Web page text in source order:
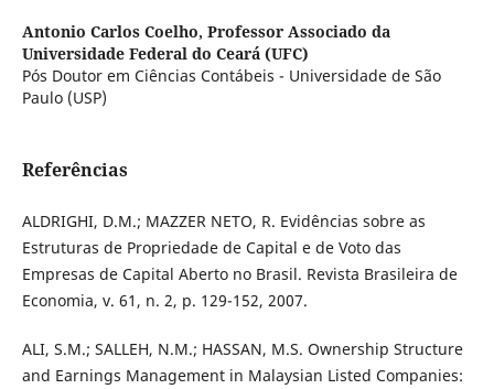
Antonio Carlos Coelho, Professor Associado da
Universidade Federal do Ceará (UFC)
Pós Doutor em Ciências Contábeis - Universidade de São
Paulo (USP)
Referências
ALDRIGHI, D.M.; MAZZER NETO, R. Evidências sobre as
Estruturas de Propriedade de Capital e de Voto das
Empresas de Capital Aberto no Brasil. Revista Brasileira de
Economia, v. 61, n. 2, p. 129-152, 2007.
ALI, S.M.; SALLEH, N.M.; HASSAN, M.S. Ownership Structure
and Earnings Management in Malaysian Listed Companies: